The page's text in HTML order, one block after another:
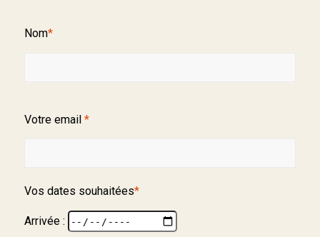
Nom*
Votre email *
Vos dates souhaitées*
Arrivée :